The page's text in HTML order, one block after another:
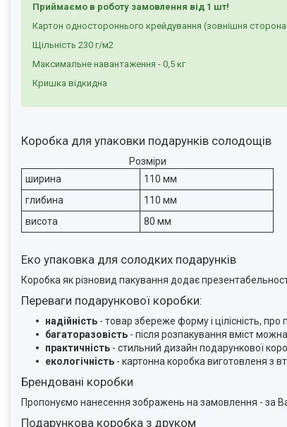
Приймаємо в роботу замовлення від 1 шт!
Картон одностороннього крейдування (зовнішня
Щільність 230 г/м2
Максимальне навантаження - 0,5 кг
Кришка відкидна
Коробка для упаковки подарунків солодощів
Розміри
ширина
110 мм
глибина
110 мм
висота
80 мм
Еко упаковка для солодких подарунків
Коробка як різновид пакування додає
Переваги подарункової коробки:
надійність - товар збереже форму і цілісність,
багаторазовість - після розпакування вміст
практичність - стильний дизайн подарункової
екологічність - картонна коробка виготовленя з
Брендовані коробки
Пропонуємо нанесення зображень на замовлення - за
Подарункова коробка з друком